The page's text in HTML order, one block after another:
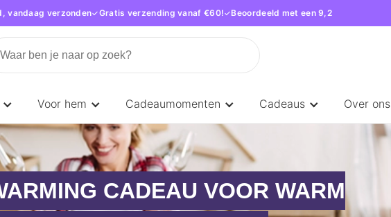
vandaag verzonden Gratis verzending vanaf €60! Beoordeeld met een 9,2
Voor hem Cadeaumomenten Cadeaus Over ons
CADEAU VOOR WARM